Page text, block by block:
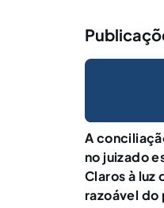
A
no juizado
Claros à luz
razoável do